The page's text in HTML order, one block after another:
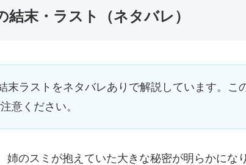
末・ラスト（ネタバレ）
末ラストをネタバレありで解説しています。こ
意ください。
姉のスミが抱えていた大きな秘密が明らかにな